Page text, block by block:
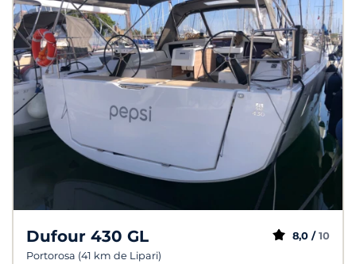
Dufour 430 GL
Portorosa (41 km de Lipari)
8,0 / 10